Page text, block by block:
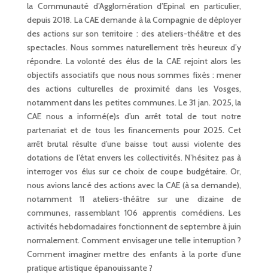
la Communauté d’Agglomération d’Epinal en particulier,
depuis 2018. La CAE demande à la Compagnie de déployer
des actions sur son territoire : des ateliers-théâtre et des
spectacles. Nous sommes naturellement très heureux d’y
répondre. La volonté des élus de la CAE rejoint alors les
objectifs associatifs que nous nous sommes fixés : mener
des actions culturelles de proximité dans les Vosges,
notamment dans les petites communes. Le 31 jan. 2025, la
CAE nous a informé(e)s d’un arrêt total de tout notre
partenariat et de tous les financements pour 2025. Cet
arrêt brutal résulte d’une baisse tout aussi violente des
dotations de l’état envers les collectivités. N’hésitez pas à
interroger vos élus sur ce choix de coupe budgétaire. Or,
nous avions lancé des actions avec la CAE (à sa demande),
notamment 11 ateliers-théâtre sur une dizaine de
communes, rassemblant 106 apprentis comédiens. Les
activités hebdomadaires fonctionnent de septembre à juin
normalement. Comment envisager une telle interruption ?
Comment imaginer mettre des enfants à la porte d’une
pratique artistique épanouissante ?